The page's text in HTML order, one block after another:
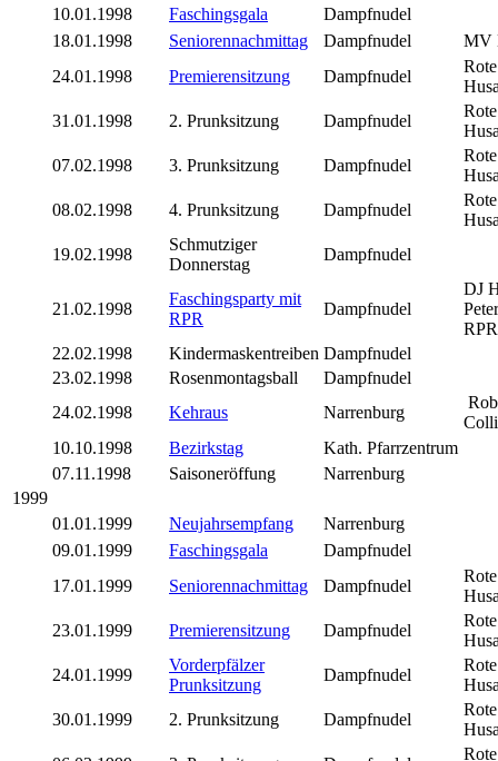
10.01.1998
Faschingsgala
Dampfnudel
18.01.1998
Seniorennachmittag Dampfnudel
MV
24.01.1998
Premierensitzung Dampfnudel
Rote
31.01.1998
2. Prunksitzung Dampfnudel
Rote
07.02.1998
3. Prunksitzung Dampfnudel
Rote
08.02.1998
4. Prunksitzung Dampfnudel
Rote
19.02.1998
Schmutziger
Donnerstag
Dampfnudel
21.02.1998
Faschingsparty mit
RPR
Dampfnudel
DJ
RPR
22.02.1998
Kindermaskentreiben Dampfnudel
23.02.1998
Rosenmontagsball
Dampfnudel
24.02.1998
Kehraus Narrenburg
10.10.1998
Bezirkstag
Kath. Pfarrzentrum
07.11.1998
Saisoneröffung
Narrenburg
1999
01.01.1999
Neujahrsempfang
Narrenburg
09.01.1999
Faschingsgala
Dampfnudel
17.01.1999
Seniorennachmittag Dampfnudel
Rote
23.01.1999
Premierensitzung Dampfnudel
Rote
24.01.1999
Vorderpfälzer
Prunksitzung
Dampfnudel
Rote
30.01.1999
2. Prunksitzung Dampfnudel
Rote
Rote